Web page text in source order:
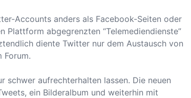
Accounts anders als Facebook-Seiten oder
abgegrenzten “Telemediendienste”
diente Twitter nur dem Austausch von
Forum.
schwer aufrechterhalten lassen. Die neuen
ein Bilderalbum und weiterhin mit